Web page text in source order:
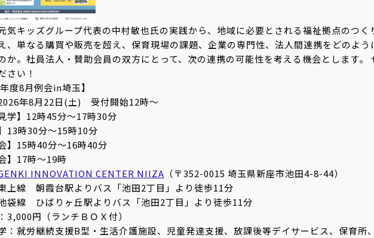
気キッズグループ代表の中村敏也氏の実践から、 地域に必要とされる福祉拠点のつく
、単なる購買や販売を超え、 保育現場の課題、企業の専門性、法人間連携をどのよう
か。社員法人・ 賛助会員の双方にとって、 次の連携の可能性を考える機会とします
さい！
年度8月例会in埼玉】
年8月22日(土) 受付開始12時～
学】12時45分～17時30分
13時30分～15時10分
】15時40分～16時40分
】17時～19時
INNOVATION CENTER NIIZA （〒352-0015 埼玉県新座市池田4-8-44）
上線 朝霞台駅よりバス「池田2丁目」より徒歩11分
袋線 ひばりヶ丘駅よりバス「池田2丁目」より徒歩11分
3,000円（ランチＢＯＸ付）
：就労継続支援B型・生活介護施設、児童発達支援、 放課後等デイサービス、保育所